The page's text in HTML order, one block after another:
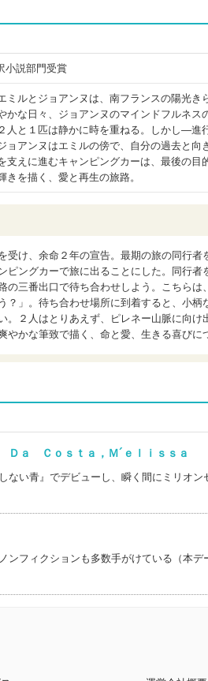
小説部門受賞
ミルとジョアンヌは、南フランスの陽光き
かな日々、ジョアンヌのマインドフルネス
人と１匹は静かに時を重ねる。しかし―進
ョアンヌはエミルの傍で、自分の過去と向
支えに進むキャンピングカーは、最後の目
を描く、愛と再生の旅路。
受け、余命２年の宣告。最期の旅の同行者
ピングカーで旅に出ることにした。同行者
の三番出口で待ち合わせしよう。こちらは
？」。待ち合わせ場所に到着すると、小柄
。２人はとりあえず、ピレネー山脈に向け
かな筆致で描く、命と愛、生きる喜びに
ａ Ｃｏｓｔａ，Ｍ´ｅｌｉｓｓａ
ない青』でデビューし、瞬く間にミリオン
ンフィクションも多数手がけている（本デ